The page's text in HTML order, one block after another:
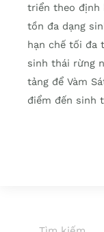
triển theo định
tồn đa dạng
hạn chế tối đa
sinh thái rừng
tảng để Vàm
điểm đến sinh